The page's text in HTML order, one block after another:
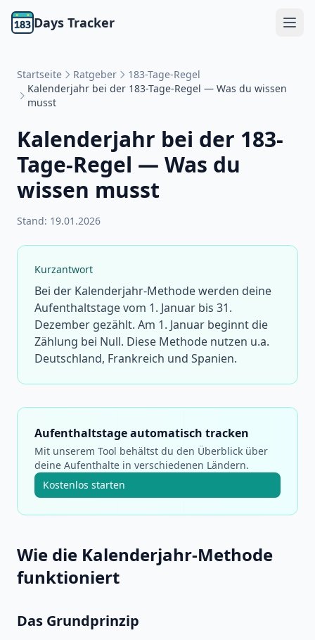
Days Tracker
Startseite Ratgeber
183-Tage-Regel
Kalenderjahr bei der 183-Tage-Regel — Was du wissen
musst
Kalenderjahr bei der 183-
Tage-Regel — Was du
wissen musst
Stand: 19.01.2026
Kurzantwort
Bei der Kalenderjahr-Methode werden deine
Aufenthaltstage vom 1. Januar bis 31.
Dezember gezählt. Am 1. Januar beginnt die
Zählung bei Null. Diese Methode nutzen u.a.
Deutschland, Frankreich und Spanien.
Aufenthaltstage automatisch tracken
Mit unserem Tool behältst du den Überblick über
deine Aufenthalte in verschiedenen Ländern.
Kostenlos starten
Wie die Kalenderjahr-Methode
funktioniert
Das Grundprinzip